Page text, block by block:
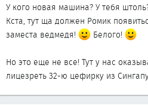
У кого новая машина? У тебя
Кста, тут ща должен Ромик
заместа ведмедя!
Белого!
Но это еще не все! Тут у нас
лицезреть 32-ю цефирку из